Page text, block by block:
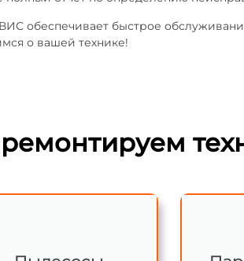
обеспечивает быстрое
о вашей технике!